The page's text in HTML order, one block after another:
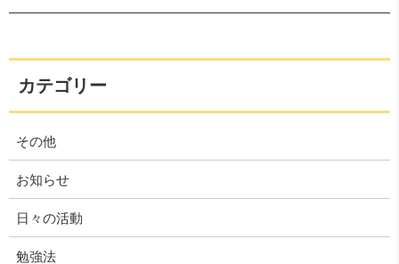
カテゴリー
その他
お知らせ
日々の活動
勉強法